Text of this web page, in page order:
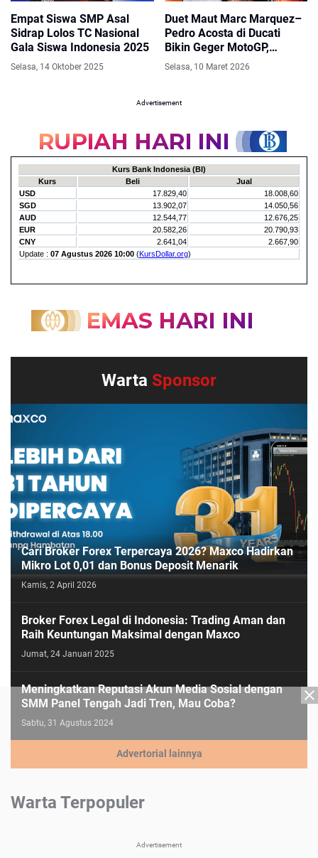
Empat Siswa SMP Asal
Sidrap Lolos TC Nasional
Gala Siswa Indonesia 2025
Selasa, 14 Oktober 2025
Duet Maut Marc Marquez–
Pedro Acosta di Ducati
Bikin Geger MotoGP,
Legenda Balap: Tardozzi
Bisa Sport Jantung!
Selasa, 10 Maret 2026
Advertisement
Warta Sponsor
Cari Broker Forex Terpercaya 2026? Maxco Hadirkan
Mikro Lot 0,01 dan Bonus Deposit Menarik
Kamis, 2 April 2026
Broker Forex Legal di Indonesia: Trading Aman dan
Raih Keuntungan Maksimal dengan Maxco
Jumat, 24 Januari 2025
Meningkatkan Reputasi Akun Media Sosial dengan
SMM Panel Tengah Jadi Tren, Mau Coba?
Sabtu, 31 Agustus 2024
Advertorial lainnya
Warta Terpopuler
Advertisement